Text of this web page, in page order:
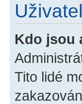
Kdo jsou
Tito lidé